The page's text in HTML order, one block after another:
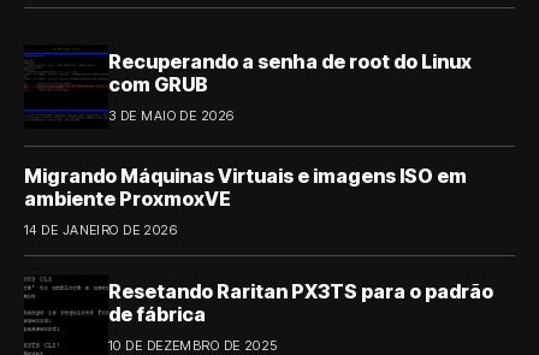
Recuperando a senha de root do Linux
com GRUB
3 DE MAIO DE 2026
Migrando Máquinas Virtuais e imagens ISO em
ambiente ProxmoxVE
14 DE JANEIRO DE 2026
Resetando Raritan PX3TS para o padrão
de fábrica
10 DE DEZEMBRO DE 2025